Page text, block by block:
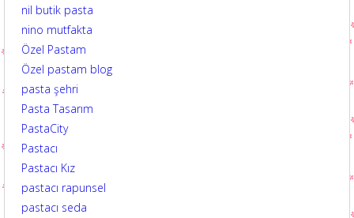
nil butik pasta
nino mutfakta
Özel Pastam
Özel pastam blog
pasta şehri
Pasta Tasarım
PastaCity
Pastacı
Pastacı Kız
pastacı rapunsel
pastacı seda